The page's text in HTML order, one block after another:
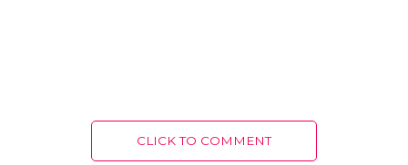
CLICK TO COMMENT